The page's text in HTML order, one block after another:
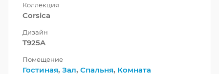
Коллекция
Corsica
Дизайн
T925A
Помещение
Гостиная, Зал, Спальня, Комната